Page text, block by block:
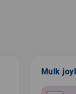
Mulk